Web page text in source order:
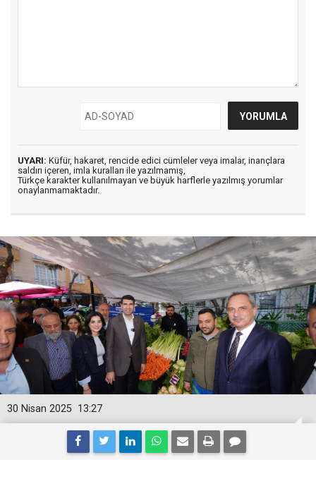
UYARI: Küfür, hakaret, rencide edici cümleler veya imalar, inançlara
saldırı içeren, imla kuralları ile yazılmamış,
Türkçe karakter kullanılmayan ve büyük harflerle yazılmış yorumlar
onaylanmamaktadır.
13:27
30 Nisan 2025